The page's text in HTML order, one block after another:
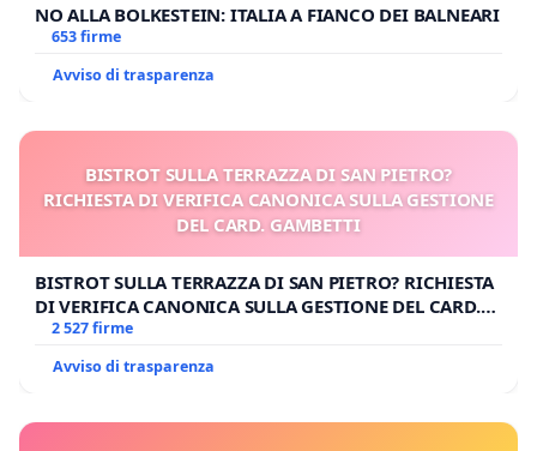
NO ALLA BOLKESTEIN: ITALIA A FIANCO DEI BALNEARI
653 firme
Avviso di trasparenza
BISTROT SULLA TERRAZZA DI SAN PIETRO?
RICHIESTA DI VERIFICA CANONICA SULLA GESTIONE
DEL CARD. GAMBETTI
BISTROT SULLA TERRAZZA DI SAN PIETRO? RICHIESTA
DI VERIFICA CANONICA SULLA GESTIONE DEL CARD.
GAMBETTI
2 527 firme
Avviso di trasparenza